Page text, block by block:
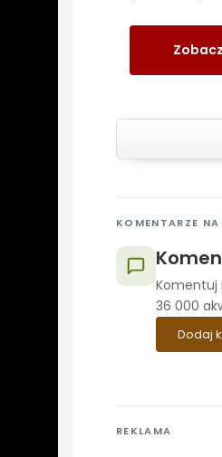
KOMENTARZE NA
Komentuj
36 000
Dodaj
REKLAMA